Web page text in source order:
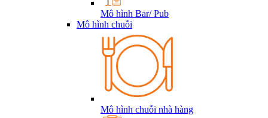
Mô hình Bar/ Pub
Mô hình chuỗi
Mô hình chuỗi nhà hàng